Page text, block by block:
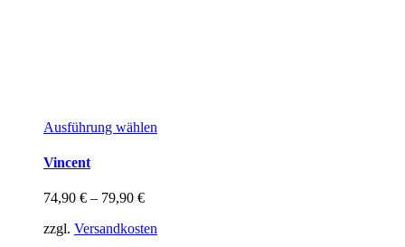
Ausführung wählen
Optionen
Vincent
74,90 € – 79,90 €
zzgl. Versandkosten